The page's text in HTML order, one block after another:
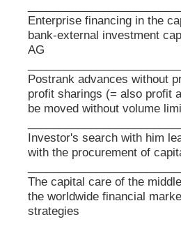
Enterprise financing in the
bank-external investment
AG
Postrank advances without
profit sharings (= also profit
be moved without volume
Investor's search with him
with the procurement of
The capital care of the
the worldwide financial
strategies